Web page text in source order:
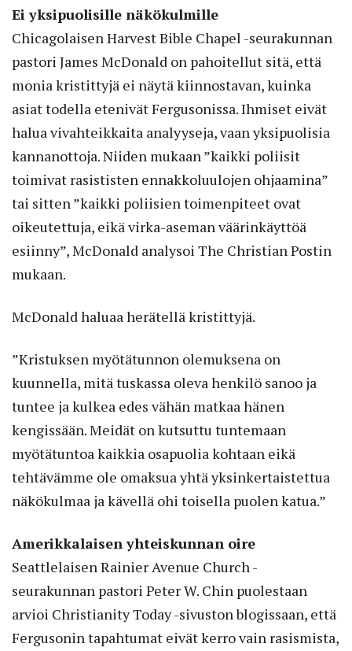
Ei yksipuolisille näkökulmille
Chicagolaisen Harvest Bible Chapel -seurakunnan
pastori James McDonald on pahoitellut sitä, että
monia kristittyjä ei näytä kiinnostavan, kuinka
asiat todella etenivät Fergusonissa. Ihmiset eivät
halua vivahteikkaita analyyseja, vaan yksipuolisia
kannanottoja. Niiden mukaan ”kaikki poliisit
toimivat rasististen ennakkoluulojen ohjaamina”
tai sitten ”kaikki poliisien toimenpiteet ovat
oikeutettuja, eikä virka-aseman väärinkäyttöä
esiinny”, McDonald analysoi The Christian Postin
mukaan.
McDonald haluaa herätellä kristittyjä.
”Kristuksen myötätunnon olemuksena on
kuunnella, mitä tuskassa oleva henkilö sanoo ja
tuntee ja kulkea edes vähän matkaa hänen
kengissään. Meidät on kutsuttu tuntemaan
myötätuntoa kaikkia osapuolia kohtaan eikä
tehtävämme ole omaksua yhtä yksinkertaistettua
näkökulmaa ja kävellä ohi toisella puolen katua.”
Amerikkalaisen yhteiskunnan oire
Seattlelaisen Rainier Avenue Church -
seurakunnan pastori Peter W. Chin puolestaan
arvioi Christianity Today -sivuston blogissaan, että
Fergusonin tapahtumat eivät kerro vain rasismista,